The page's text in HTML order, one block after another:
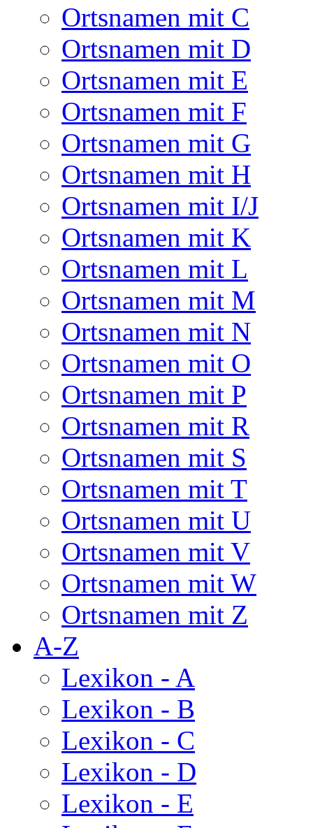
Ortsnamen mit C
Ortsnamen mit D
Ortsnamen mit E
Ortsnamen mit F
Ortsnamen mit G
Ortsnamen mit H
Ortsnamen mit I/J
Ortsnamen mit K
Ortsnamen mit L
Ortsnamen mit M
Ortsnamen mit N
Ortsnamen mit O
Ortsnamen mit P
Ortsnamen mit R
Ortsnamen mit S
Ortsnamen mit T
Ortsnamen mit U
Ortsnamen mit V
Ortsnamen mit W
Ortsnamen mit Z
A-Z
Lexikon - A
Lexikon - B
Lexikon - C
Lexikon - D
Lexikon - E